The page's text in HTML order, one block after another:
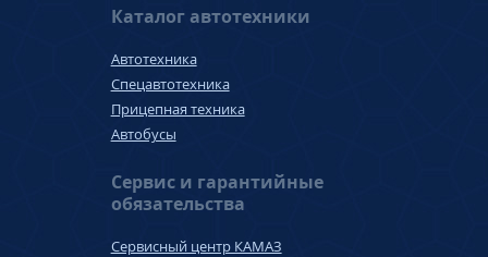
Каталог автотехники
Автотехника
Спецавтотехника
Прицепная техника
Автобусы
Сервис и гарантийные
обязательства
Сервисный центр КАМАЗ